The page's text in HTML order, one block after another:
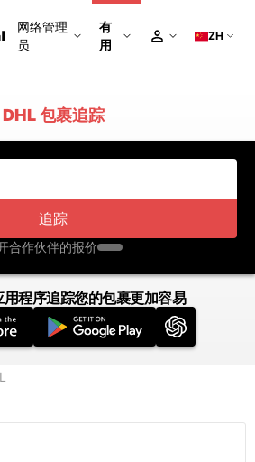
网络管理
员
有
用
ZH
DHL 包裹追踪
追踪
合作伙伴的报价
程序追踪您的包裹更加容易